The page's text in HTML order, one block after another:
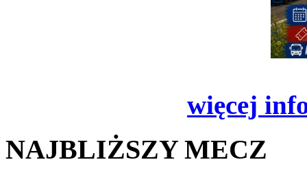
więcej
NAJBLIŻSZY MECZ